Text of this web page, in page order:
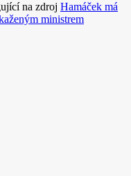
na zdroj Hamáček má
ministrem